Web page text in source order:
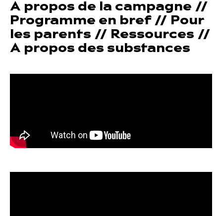
A propos de la campagne //
Programme en bref// Pour
les parents // Ressources //
A propos des substances